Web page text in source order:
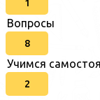
1
Вопросы
8
Учимся
2